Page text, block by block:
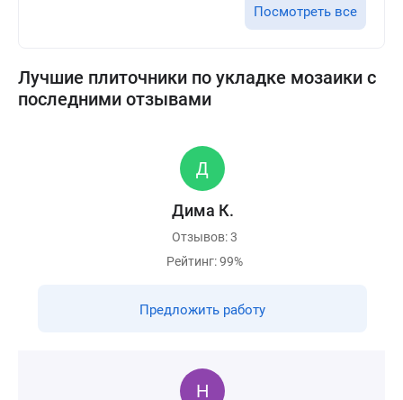
Посмотреть все
Лучшие плиточники по укладке мозаики с
последними отзывами
Дима К.
Отзывов: 3
Рейтинг: 99%
Предложить работу